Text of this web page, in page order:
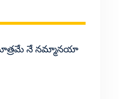
నే నమ్మానయా